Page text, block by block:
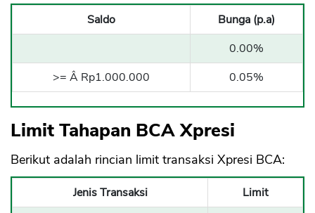
Saldo
Bunga (p.a)
0.00%
>= Â Rp1.000.000
0.05%
Limit Tahapan BCA Xpresi
Berikut adalah rincian limit transaksi Xpresi BCA:
Jenis Transaksi
Limit